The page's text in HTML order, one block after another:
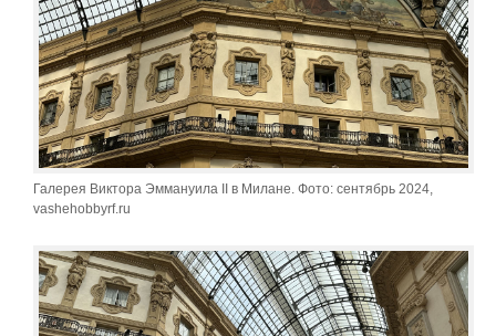
Галерея Виктора Эммануила II в Милане. Фото: сентябрь 2024,
vashehobbyrf.ru